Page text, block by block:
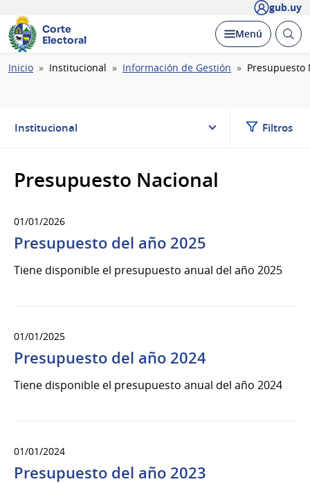
gub.uy
Corte
Electoral
Desplegar
Menú Abrir
Ruta
Inicio Institucional Información de Gestión Presupuesto
Institucional Filtros
Presupuesto Nacional
01/01/2026
Presupuesto del año 2025
Tiene disponible el presupuesto anual del año 2025
01/01/2025
Presupuesto del año 2024
Tiene disponible el presupuesto anual del año 2024
01/01/2024
Presupuesto del año 2023